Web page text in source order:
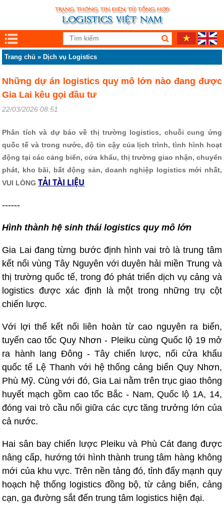
Trang chủ » Dịch vụ Logistics
Những dự án logistics quy mô lớn nào đang được
Gia Lai kêu gọi đầu tư
22/03/2026 08:51
Phân tích và dự báo về thị trường logistics, chuỗi cung ứng
quốc tế và trong nước, độ tin cậy của lịch trình, tình hình hoạt
động tại các cảng biển, cửa khẩu, thị trường giao nhận, chuyển
phát, kho bãi, bất động sản, doanh nghiệp logistics mới nhất,
VUI LÒNGTẢI TÀI LIỆU
------
Hình thành hệ sinh thái logistics quy mô lớn
Gia Lai đang từng bước định hình vai trò là trung tâm
kết nối vùng Tây Nguyên với duyên hải miền Trung và
thị trường quốc tế, trong đó phát triển dịch vụ cảng và
logistics được xác định là một trong những trụ cột
chiến lược.
Với lợi thế kết nối liên hoàn từ cao nguyên ra biển,
tuyến cao tốc Quy Nhơn - Pleiku cùng Quốc lộ 19 mở
ra hành lang Đông - Tây chiến lược, nối cửa khẩu
quốc tế Lệ Thanh với hệ thống cảng biển Quy Nhơn,
Phù Mỹ. Cùng với đó, Gia Lai nằm trên trục giao thông
huyết mạch gồm cao tốc Bắc - Nam, Quốc lộ 1A, 14,
đóng vai trò cầu nối giữa các cực tăng trưởng lớn của
cả nước.
Hai sân bay chiến lược Pleiku và Phù Cát đang được
nâng cấp, hướng tới hình thành trung tâm hàng không
mới của khu vực. Trên nền tảng đó, tỉnh đẩy mạnh quy
hoạch hệ thống logistics đồng bộ, từ cảng biển, cảng
cạn, ga đường sắt đến trung tâm logistics hiện đại.